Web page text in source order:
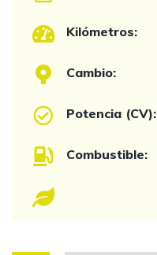
Kilómetros:
Cambio:
Potencia (CV):
Combustible: